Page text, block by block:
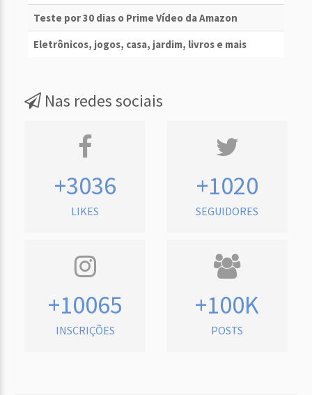
Teste por 30 dias o Prime Vídeo da Amazon
Eletrônicos, jogos, casa, jardim, livros e mais
Nas redes sociais
+3036
LIKES
+1020
SEGUIDORES
+10065
INSCRIÇÕES
+100K
POSTS